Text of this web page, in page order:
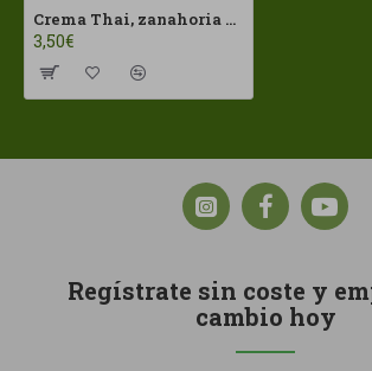
Crema Thai, zanahoria y coco260ml Casa Amella ECO
3,50€
Regístrate sin coste y
cambio hoy